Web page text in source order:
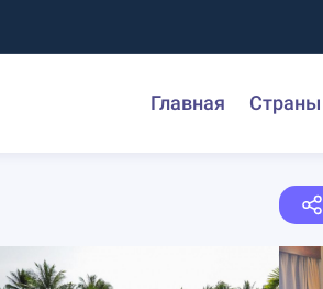
Главная Страны